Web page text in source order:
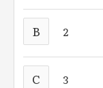
B 2
C 3